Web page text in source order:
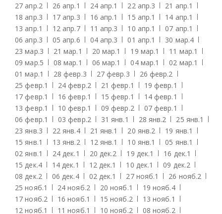
27 апр.2 26 апр.1 24 апр.1 22 апр.3 21 апр.1
18 апр.3 17 апр.3 16 апр.1 15 апр.1 14 апр.1
13 апр.1 12 апр.7 11 апр.3 10 апр.1 07 апр.1
06 апр.3 05 апр.6 04 апр.3 01 апр.1 30 мар.4
23 мар.3 21 мар.1 20 мар.1 19 мар.1 11 мар.1
09 мар.5 08 мар.1 06 мар.1 04 мар.1 02 мар.1
01 мар.1 28 февр.3 27 февр.3 26 февр.2
25 февр.1 24 февр.2 21 февр.1 19 февр.1
17 февр.1 16 февр.1 15 февр.1 14 февр.1
13 февр.1 10 февр.1 09 февр.2 07 февр.1
06 февр.1 03 февр.2 31 янв.1 28 янв.2 25 янв.1
23 янв.3 22 янв.4 21 янв.1 20 янв.2 19 янв.1
15 янв.1 13 янв.2 12 янв.1 10 янв.1 05 янв.1
02 янв.1 24 дек.1 20 дек.2 19 дек.1 16 дек.1
15 дек.4 14 дек.1 12 дек.1 10 дек.1 09 дек.2
08 дек.2 06 дек.4 02 дек.1 27 нояб.1 26 нояб.2
25 нояб.1 24 нояб.2 20 нояб.1 19 нояб.4
17 нояб.2 16 нояб.1 15 нояб.2 13 нояб.1
12 нояб.1 11 нояб.1 10 нояб.2 08 нояб.2